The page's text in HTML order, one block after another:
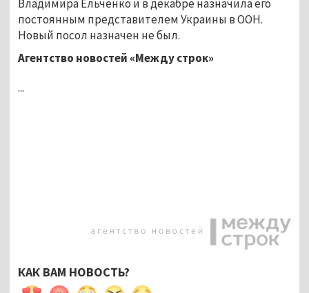
Владимира Ельченко и в декабре назначила его
постоянным представителем Украины в ООН.
Новый посол назначен не был.
Агентство новостей «Между строк»
...
КАК ВАМ НОВОСТЬ?